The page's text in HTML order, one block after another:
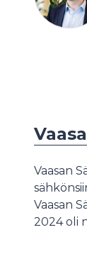
Vaasan
Vaasan
2024 oli